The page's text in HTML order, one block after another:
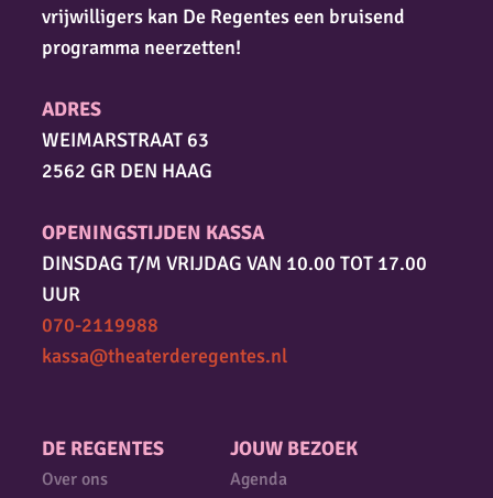
DE REGENTES
Over ons
JOUW BEZOEK
Agenda
vrijwilligers kan De Regentes een bruisend
programma neerzetten!
ADRES
WEIMARSTRAAT 63
2562 GR DEN HAAG
OPENINGSTIJDEN KASSA
DINSDAG T/M VRIJDAG VAN 10.00 TOT 17.00
UUR
070-2119988
kassa@theaterderegentes.nl